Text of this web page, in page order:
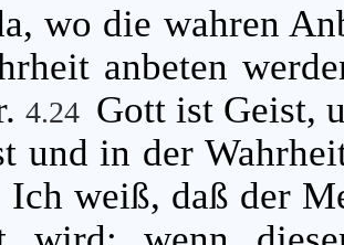
wo die wahren
anbeten
4.24 Gott ist Geist,
und in der
weiß, daß der